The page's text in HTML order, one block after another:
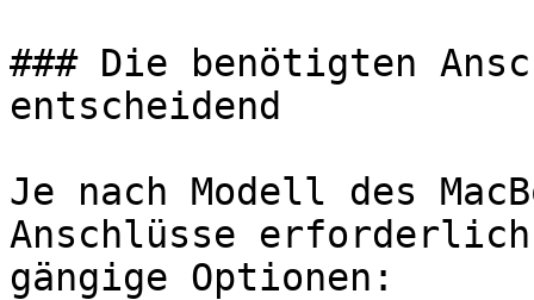
### Die benötigten
entscheidend
Je nach Modell des
Anschlüsse
gängige Optionen: